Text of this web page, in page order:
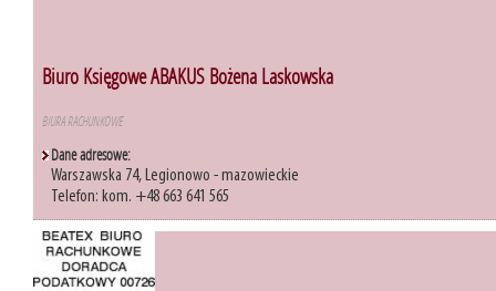
Biuro Księgowe ABAKUS Bożena Laskowska
BIURA RACHUNKOWE
Dane adresowe:
Warszawska 74, Legionowo - mazowieckie
Telefon: kom. +48 663 641 565